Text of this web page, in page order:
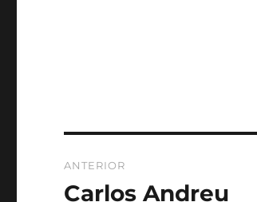
de
ANTERIOR
Entrada
Carlos Andreu